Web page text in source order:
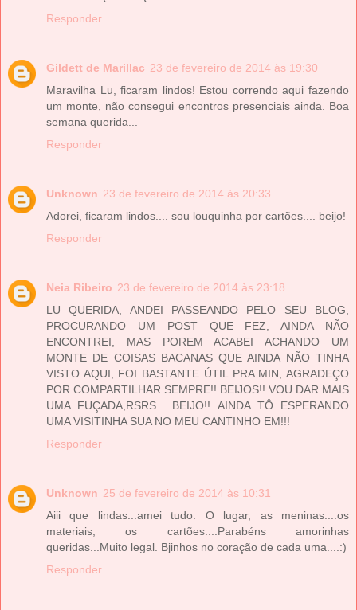
Responder
Gildett de Marillac 23 de fevereiro de 2014 às 19:30
Maravilha Lu, ficaram lindos! Estou correndo aqui fazendo
um monte, não consegui encontros presenciais ainda. Boa
semana querida...
Responder
Unknown 23 de fevereiro de 2014 às 20:33
Adorei, ficaram lindos.... sou louquinha por cartões.... beijo!
Responder
Neia Ribeiro 23 de fevereiro de 2014 às 23:18
LU QUERIDA, ANDEI PASSEANDO PELO SEU BLOG,
PROCURANDO UM POST QUE FEZ, AINDA NÃO
ENCONTREI, MAS POREM ACABEI ACHANDO UM
MONTE DE COISAS BACANAS QUE AINDA NÃO TINHA
VISTO AQUI, FOI BASTANTE ÚTIL PRA MIN, AGRADEÇO
POR COMPARTILHAR SEMPRE!! BEIJOS!! VOU DAR MAIS
UMA FUÇADA,RSRS.....BEIJO!! AINDA TÔ ESPERANDO
UMA VISITINHA SUA NO MEU CANTINHO EM!!!
Responder
Unknown 25 de fevereiro de 2014 às 10:31
Aiii que lindas...amei tudo. O lugar, as meninas....os
materiais, os cartões....Parabéns amorinhas
queridas...Muito legal. Bjinhos no coração de cada uma....:)
Responder